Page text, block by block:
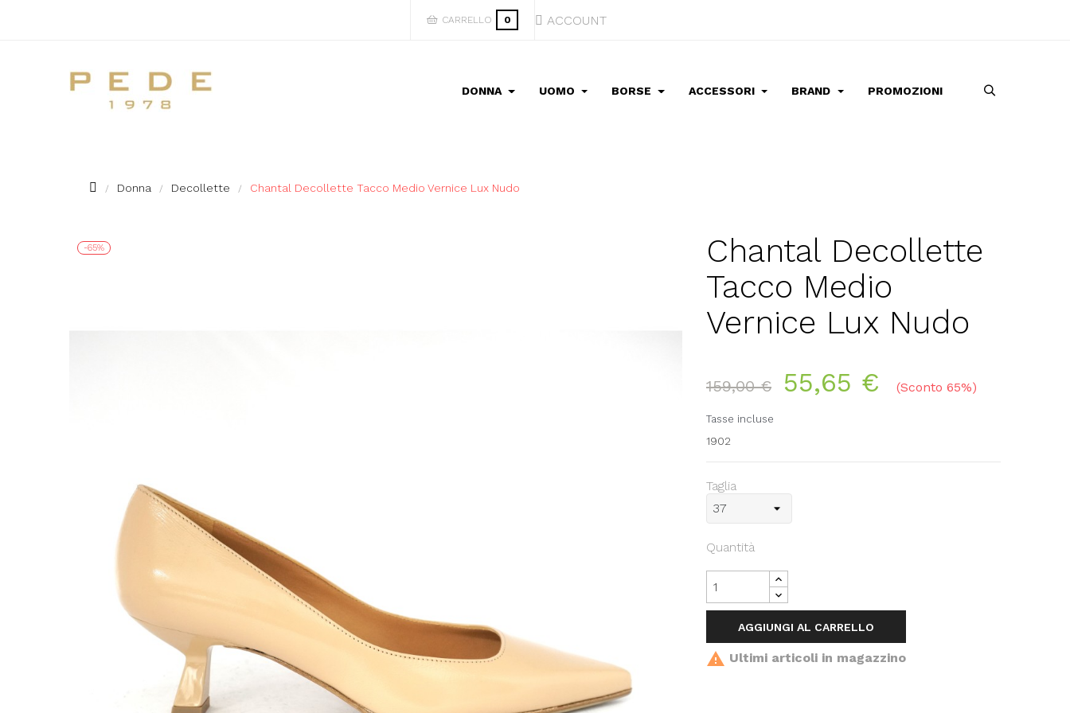
CARRELLO 0 ACCOUNT
DONNA UOMO BORSE ACCESSORI BRAND PROMOZIONI
Donna Decollette Chantal Decollette Tacco Medio Vernice Lux Nudo
-65%
Chantal Decollette
Tacco Medio
Vernice Lux Nudo
159,00 € 55,65 € Sconto 65%
Tasse incluse
1902
Taglia
Quantità
AGGIUNGI AL CARRELLO
 Ultimi articoli in magazzino